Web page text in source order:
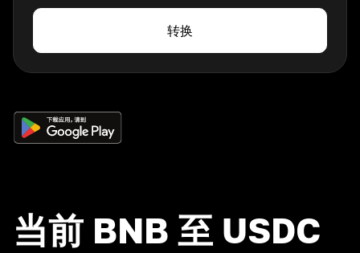
转换
当前 BNB 至 USDC